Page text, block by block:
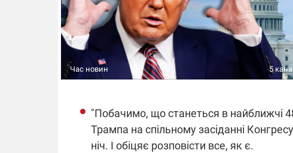
Час новин 5
"Побачимо, що станеться в найближчі
Трампа на спільному засіданні
ніч. І обіцяє розповісти все, як є.
ВІДКЛЮЧЕННЯ